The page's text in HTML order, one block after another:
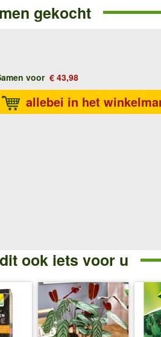
gekocht
voor € 43,98
allebei in het
ook iets voor u